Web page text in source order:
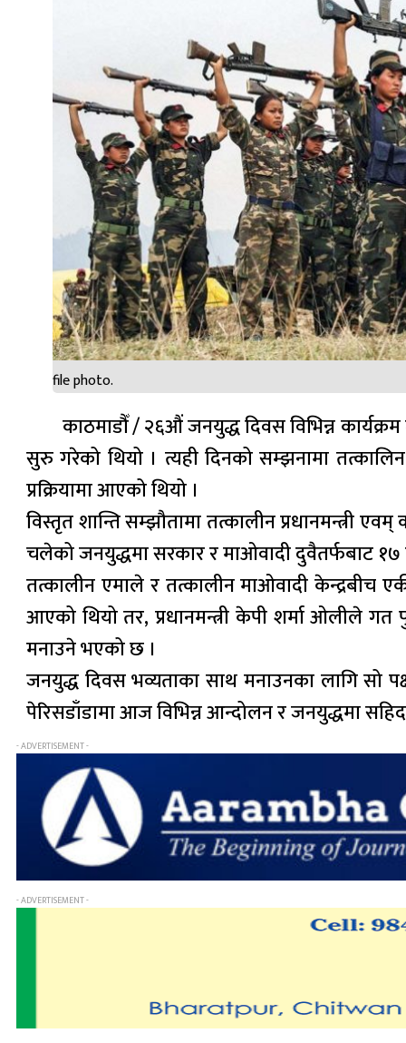
file photo.
काठमाडौँ / २६औं जनयुद्ध दिवस विभिन्न
सुरु गरेको थियो । त्यही दिनको सम्झनामा
प्रक्रियामा आएको थियो ।
विस्तृत शान्ति सम्झौतामा तत्कालीन प्रधानमन्त्री
चलेको जनयुद्धमा सरकार र माओवादी दुवैतर्फबाट
तत्कालीन एमाले र तत्कालीन माओवादी केन्द्रबीच
आएको थियो तर, प्रधानमन्त्री केपी शर्मा ओलीले
मनाउने भएको छ ।
जनयुद्ध दिवस भव्यताका साथ मनाउनका लागि सो
पेरिसडाँडामा आज विभिन्न आन्दोलन र जनयुद्धमा
- ADVERTISEMENT -
- ADVERTISEMENT -